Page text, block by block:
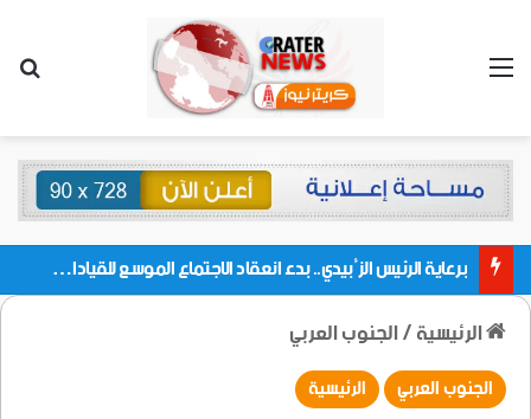
القائمة
برعاية الرئيس الزُبيدي.. بدء انعقاد الاجتماع الموسع للقيادات المحلية بالعاصمة ولمديريات وكتل مجلس العموم ومنسقيات الجامعة بالعاصمة عدن
الرئيسية/الجنوب العربي
الجنوب العربي الرئيسية